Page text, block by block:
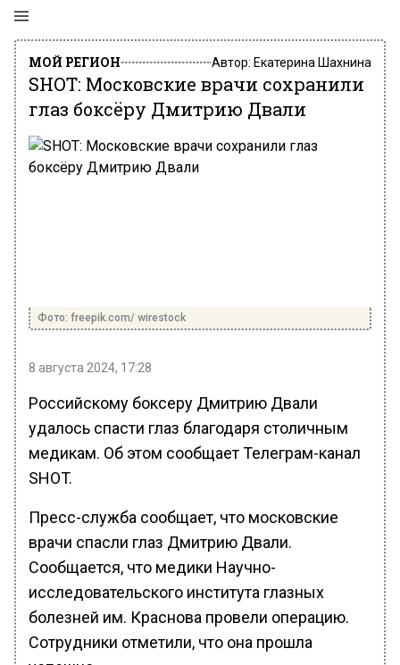
МОЙ РЕГИОН Автор: Екатерина Шахнина
SHOT: Московские врачи сохранили
глаз боксёру Дмитрию Двали
Фото: freepik.com/ wirestock
8 августа 2024, 17:28
Российскому боксеру Дмитрию Двали
удалось спасти глаз благодаря столичным
медикам. Об этом сообщает Телеграм-канал
SHOT.
Пресс-служба сообщает, что московские
врачи спасли глаз Дмитрию Двали.
Сообщается, что медики Научно-
исследовательского института глазных
болезней им. Краснова провели операцию.
Сотрудники отметили, что она прошла